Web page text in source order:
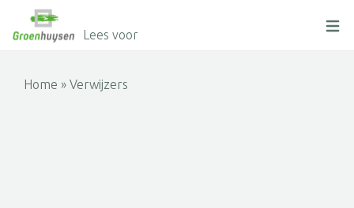
Lees voor
Home » Verwijzers